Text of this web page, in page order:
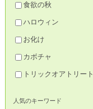
食欲の秋
ハロウィン
お化け
カボチャ
トリックオアトリート
人気のキーワード